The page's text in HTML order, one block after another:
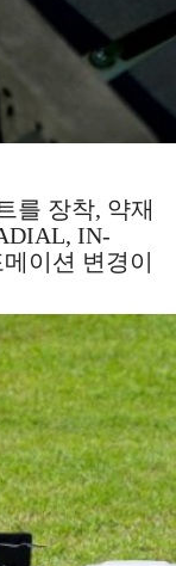
를 장착, 약재
IN-
이션 변경이